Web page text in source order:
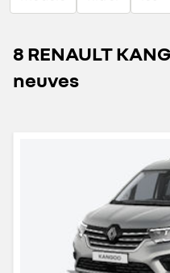
8 RENAULT
neuves